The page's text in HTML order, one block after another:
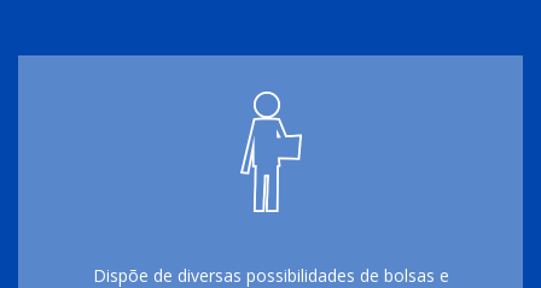
Dispõe de diversas possibilidades de bolsas e